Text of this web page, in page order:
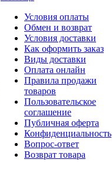
Условия оплаты
Обмен и возврат
Условия доставки
Как оформить заказ
Виды доставки
Оплата онлайн
Правила продажи
товаров
Пользовательское
соглашение
Публичная оферта
Конфиденциальность
Вопрос-ответ
Возврат товара